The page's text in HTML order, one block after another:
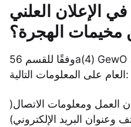
الإعلان العلني
مخيمات الهجرة؟
وفقًا للقسم 56a(4) GewO ، يجب أن يحتوي الإعلان
العام على المعلومات التالية:
)أ( اسم المنظمين وعنوان مكان العمل ومعلومات الاتصال
وعنوان البريد الإلكتروني)